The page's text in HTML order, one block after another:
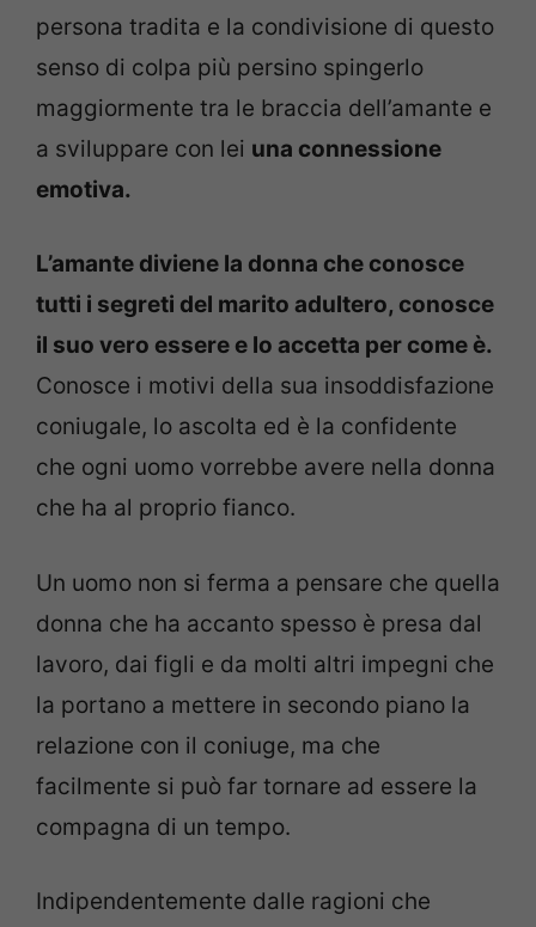
persona tradita e la condivisione di questo
senso di colpa più persino spingerlo
maggiormente tra le braccia dell’amante e
a sviluppare con lei una connessione
emotiva.
L’amante diviene la donna che conosce
tutti i segreti del marito adultero, conosce
il suo vero essere e lo accetta per come è.
Conosce i motivi della sua insoddisfazione
coniugale, lo ascolta ed è la confidente
che ogni uomo vorrebbe avere nella donna
che ha al proprio fianco.
Un uomo non si ferma a pensare che quella
donna che ha accanto spesso è presa dal
lavoro, dai figli e da molti altri impegni che
la portano a mettere in secondo piano la
relazione con il coniuge, ma che
facilmente si può far tornare ad essere la
compagna di un tempo.
Indipendentemente dalle ragioni che